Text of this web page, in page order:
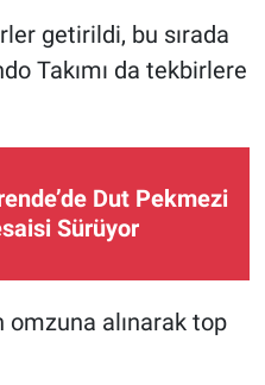
getirildi, bu sırada
Takımı da tekbirlere
Dut Pekmezi
Sürüyor
omzuna alınarak top